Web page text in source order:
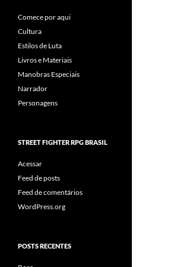
Comece por aqui
Cultura
Estilos de Luta
Livros e Materiais
Manobras Especiais
Narrador
Personagens
STREET FIGHTER RPG BRASIL
Acessar
Feed de posts
Feed de comentários
WordPress.org
POSTS RECENTES